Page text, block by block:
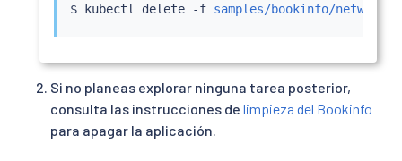
$ kubectl delete -f samples/bookinfo/
Si no planeas explorar ninguna tarea posterior,
consulta las instrucciones de limpieza del Bookinfo
para apagar la aplicación.